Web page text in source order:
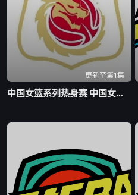
更新至第1集
中国女篮系列热身赛 中国女篮VS尼日利亚女篮20260807